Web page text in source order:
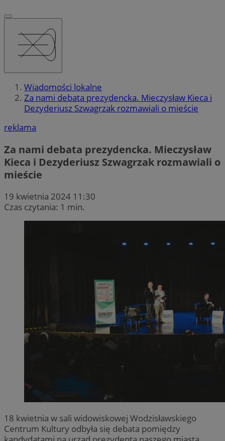
Wiadomości lokalne
Za nami debata prezydencka. Mieczysław Kieca i
Dezyderiusz Szwagrzak rozmawiali o mieście
reklama
Za nami debata prezydencka. Mieczysław
Kieca i Dezyderiusz Szwagrzak rozmawiali o
mieście
19 kwietnia 2024 11:30
Czas czytania: 1 min.
18 kwietnia w sali widowiskowej Wodzisławskiego
Centrum Kultury odbyła się debata pomiędzy